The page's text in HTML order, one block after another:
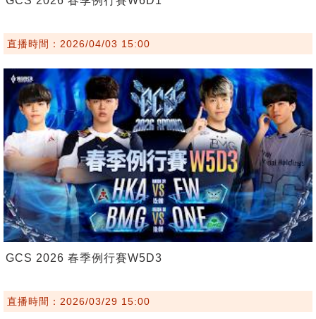
直播時間：2026/04/03 15:00
GCS 2026 春季例行賽W5D3
直播時間：2026/03/29 15:00